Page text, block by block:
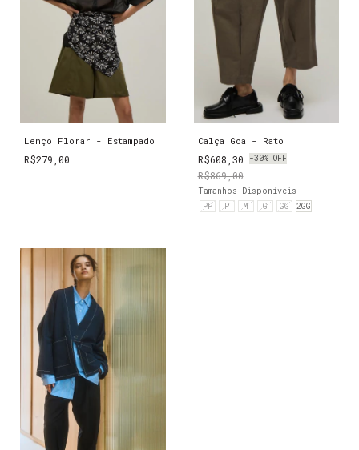
Lenço Florar - Estampado
R$279,00
Calça Goa - Rato
R$608,30 -30% OFF
R$869,00
Tamanhos Disponíveis
PP
P M G GG 2GG